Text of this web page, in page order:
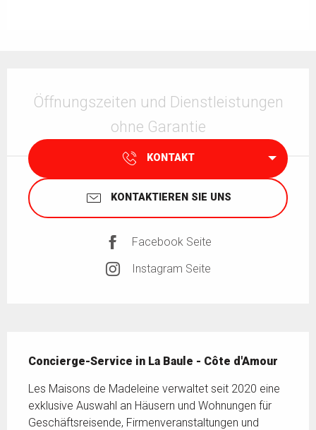
Öffnungszeiten und Dienstleistungen
ohne Garantie
KONTAKT
KONTAKTIEREN SIE UNS
Facebook Seite
Instagram Seite
Concierge-Service in La Baule - Côte d'Amour
Les Maisons de Madeleine verwaltet seit 2020 eine
exklusive Auswahl an Häusern und Wohnungen für
Geschäftsreisende, Firmenveranstaltungen und